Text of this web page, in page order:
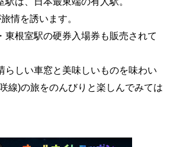
情を誘います。
東根室駅の硬券入場券も販売されて
らしい車窓と美味しいものを味わい
線)の旅をのんびりと楽しんでみては